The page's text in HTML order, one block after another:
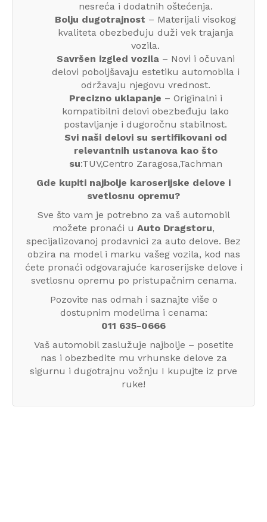
nesreća i dodatnih oštećenja.
Bolju dugotrajnost – Materijali visokog
kvaliteta obezbeđuju duži vek trajanja
vozila.
Savršen izgled vozila– Novi i očuvani
delovi poboljšavaju estetiku automobila i
održavaju njegovu vrednost.
Precizno uklapanje – Originalni i
kompatibilni delovi obezbeđuju lako
postavljanje i dugoročnu stabilnost.
Svi naši delovi su sertifikovani od
relevantnih ustanova kao što
su:TUV,Centro Zaragosa,Tachman
Gde kupiti najbolje karoserijske delove i
svetlosnu opremu?
Sve što vam je potrebno za vaš automobil
možete pronaći u Auto Dragstoru,
specijalizovanoj prodavnici za auto delove. Bez
obzira na model i marku vašeg vozila, kod nas
ćete pronaći odgovarajuće karoserijske delove i
svetlosnu opremu po pristupačnim cenama.
Pozovite nas odmah i saznajte više o
dostupnim modelima i cenama:
011 635-0666
Vaš automobil zaslužuje najbolje – posetite
nas i obezbedite mu vrhunske delove za
sigurnu i dugotrajnu vožnju I kupujte iz prve
ruke!